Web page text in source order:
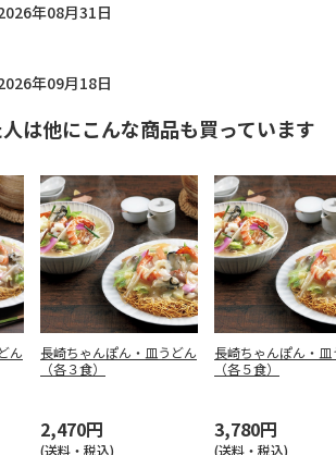
年08月31日
年09月18日
は他にこんな商品も買っています
ん
長崎ちゃんぽん・皿うどん
（各３食）
2,470円
(送料・税込)
長崎ちゃんぽん・皿
（各５食）
3,780円
(送料・税込)